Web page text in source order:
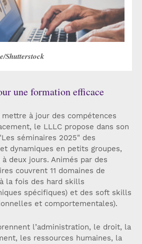
Shutterstock
une formation efficace
à jour des compétences
le LLLC propose dans son
séminaires 2025" des
dynamiques en petits groupes,
deux jours. Animés par des
couvrent 11 domaines de
la fois des hard skills
spécifiques) et des soft skills
et comportementales).
l’administration, le droit, la
les ressources humaines, la